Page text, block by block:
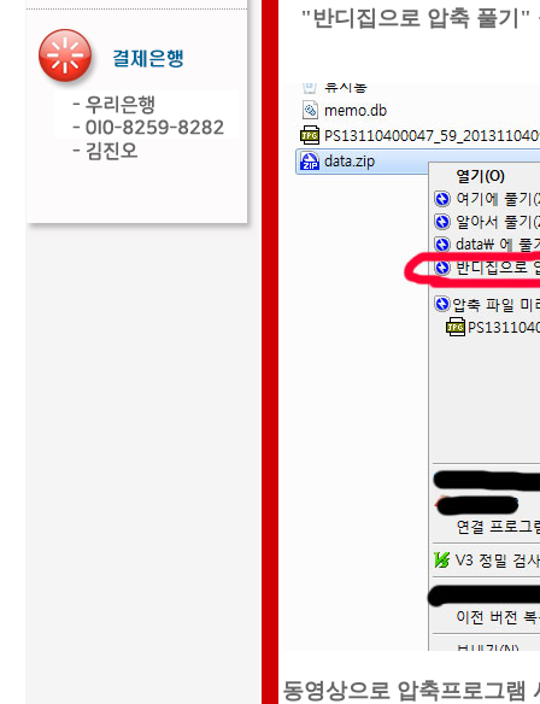
"반디집으로 압축 풀기"
동영상으로 압축프로그램